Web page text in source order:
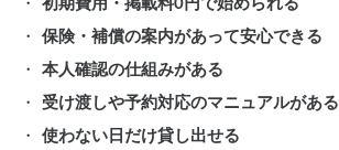
初期費用・掲載料0円で始められる
保険・補償の案内があって安心できる
本人確認の仕組みがある
受け渡しや予約対応のマニュアルがある
使わない日だけ貸し出せる